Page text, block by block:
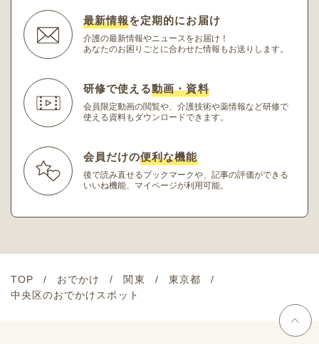
最新情報を定期的にお届け
介護の最新情報やニュースをお届け！
あなたのお困りごとに合わせた情報もお送りします。
研修で使える動画・資料
会員限定動画の閲覧や、介護技術や薬情報など研修で
使える資料もダウンロードできます。
会員だけの便利な機能
後で読み直せるブックマークや、記事の評価ができる
いいね機能、マイページが利用可能。
TOP おでかけ 関東
東京都
中央区のおでかけスポット